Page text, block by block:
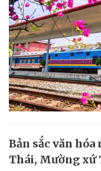
Bản sắc văn
Thái, Mường xứ